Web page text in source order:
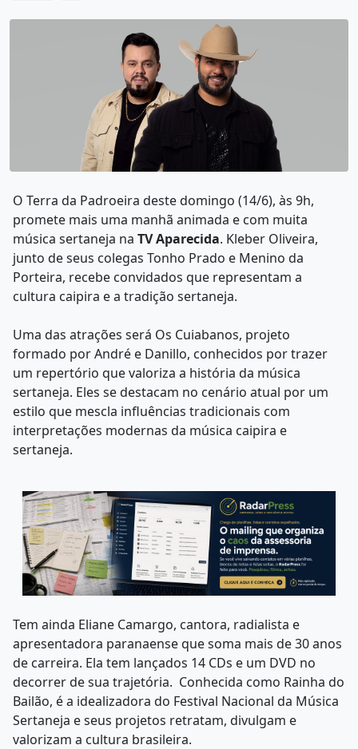
O Terra da Padroeira deste domingo (14/6), às 9h,
promete mais uma manhã animada e com muita
música sertaneja na TV Aparecida. Kleber Oliveira,
junto de seus colegas Tonho Prado e Menino da
Porteira, recebe convidados que representam a
cultura caipira e a tradição sertaneja.
Uma das atrações será Os Cuiabanos, projeto
formado por André e Danillo, conhecidos por trazer
um repertório que valoriza a história da música
sertaneja. Eles se destacam no cenário atual por um
estilo que mescla influências tradicionais com
interpretações modernas da música caipira e
sertaneja.
Tem ainda Eliane Camargo, cantora, radialista e
apresentadora paranaense que soma mais de 30 anos
de carreira. Ela tem lançados 14 CDs e um DVD no
decorrer de sua trajetória. Conhecida como Rainha do
Bailão, é a idealizadora do Festival Nacional da Música
Sertaneja e seus projetos retratam, divulgam e
valorizam a cultura brasileira.